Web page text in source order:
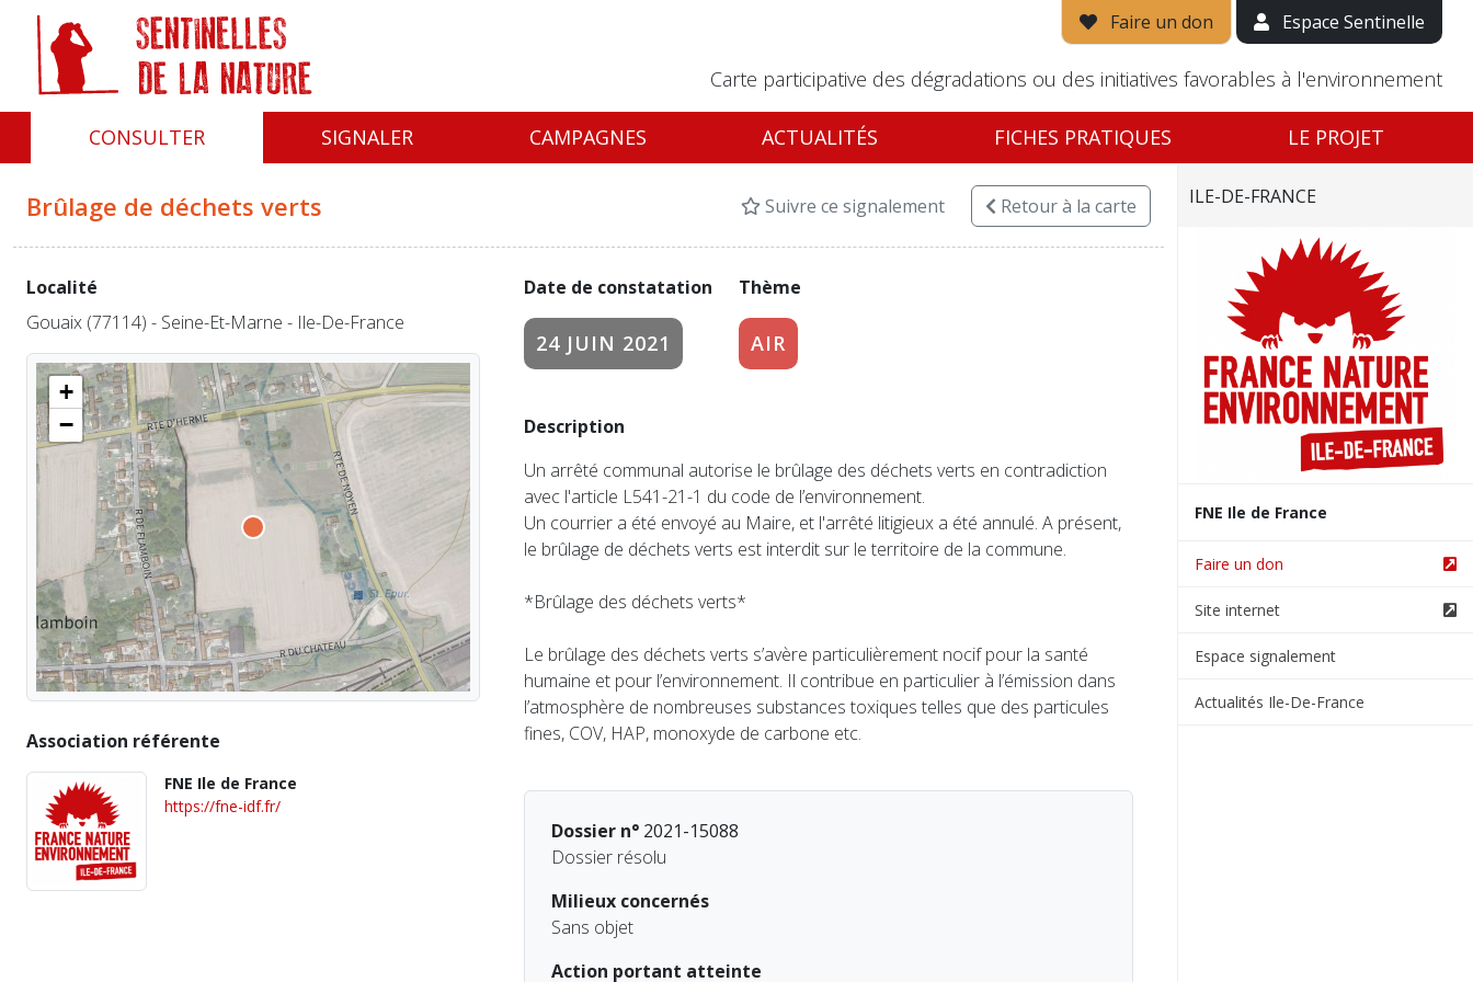
Faire un don Espace Sentinelle
Carte participative des dégradations ou des initiatives favorables à l'environnement
CONSULTER SIGNALER CAMPAGNES ACTUALITÉS FICHES PRATIQUES LE PROJET
Brûlage de déchets verts Suivre ce signalement Retourà la carte
Date de constatation
24 JUIN 2021
Thème
AIR
Description
Un arrêté communal autorise le brûlage des déchets verts en contradiction
avec l'article L541-21-1 du code de l’environnement.
Un courrier a été envoyé au Maire, et l'arrêté litigieux a été annulé. A présent,
le brûlage de déchets verts est interdit sur le territoire de la commune.
*Brûlage des déchets verts*
Le brûlage des déchets verts s’avère particulièrement nocif pour la santé
humaine et pour l’environnement. Il contribue en particulier à l’émission dans
l’atmosphère de nombreuses substances toxiques telles que des particules
fines, COV, HAP, monoxyde de carbone etc.
Dossier n°2021-15088
Dossier résolu
Milieux concernés
Sans objet
Action portant atteinte
Localité
Gouaix (77114) - Seine-Et-Marne - Ile-De-France
+
−
Association référente
FNE Ile de France
https://fne-idf.fr/
ILE-DE-FRANCE
FNE Ile de France
Faire un don
Site internet
Espace signalement
Actualités Ile-De-France
Panneau de gestion des cookies